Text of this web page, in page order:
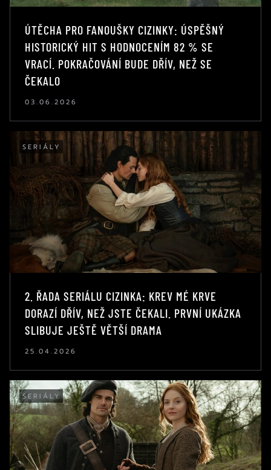
ÚTĚCHA PRO FANOUŠKY CIZINKY: ÚSPĚŠNÝ
HISTORICKÝ HIT S HODNOCENÍM 82 % SE
VRACÍ. POKRAČOVÁNÍ BUDE DŘÍV, NEŽ SE
ČEKALO
03.06.2026
SERIÁLY
2. ŘADA SERIÁLU CIZINKA: KREV MÉ KRVE
DORAZÍ DŘÍV, NEŽ JSTE ČEKALI. PRVNÍ UKÁZKA
SLIBUJE JEŠTĚ VĚTŠÍ DRAMA
25.04.2026
SERIÁLY